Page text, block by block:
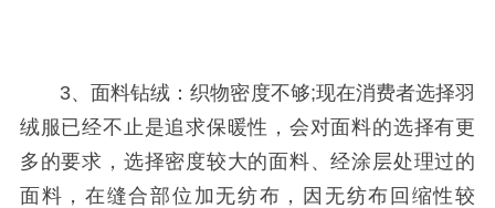
3、面料钻绒：织物密度不够;现在消费者选择羽
绒服已经不止是追求保暖性，会对面料的选择有更
多的要求，选择密度较大的面料、经涂层处理过的
面料，在缝合部位加无纺布，因无纺布回缩性较